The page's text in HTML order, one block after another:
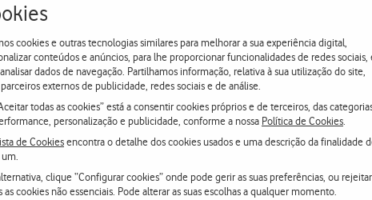
cookies e outras tecnologias similares para melhorar a sua experiência digital,
conteúdos e anúncios, para lhe proporcionar funcionalidades de redes sociais,
dados de navegação. Partilhamos informação, relativa à sua utilização do site,
externos de publicidade, redes sociais e de análise.
todas as cookies” está a consentir cookies próprios e de terceiros, das
personalização e publicidade, conforme a nossa Política de Cookies
de Cookiesencontra o detalhe dos cookies usados e uma descrição da finalidade
clique “Configurar cookies” onde pode gerir as suas preferências, ou rejeitar
as cookies não essenciais. Pode alterar as suas escolhas a qualquer momento.